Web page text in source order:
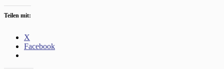
Teilen mit:
X
Facebook